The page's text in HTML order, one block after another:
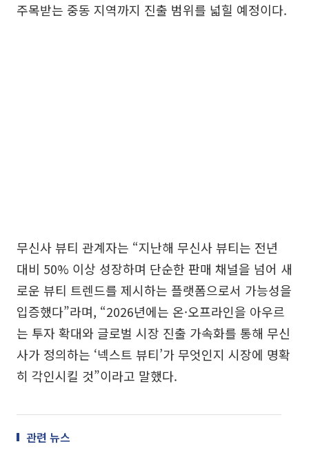
주목받는 중동 지역까지 진출 범위를 넓힐 예정이다.
무신사 뷰티 관계자는 “지난해 무신사 뷰티는 전년
대비 50% 이상 성장하며 단순한 판매 채널을 넘어 새
로운 뷰티 트렌드를 제시하는 플랫폼으로서 가능성을
입증했다”라며, “2026년에는 온·오프라인을 아우르
는 투자 확대와 글로벌 시장 진출 가속화를 통해 무신
사가 정의하는 ‘넥스트 뷰티’가 무엇인지 시장에 명확
히 각인시킬 것”이라고 말했다.
관련 뉴스